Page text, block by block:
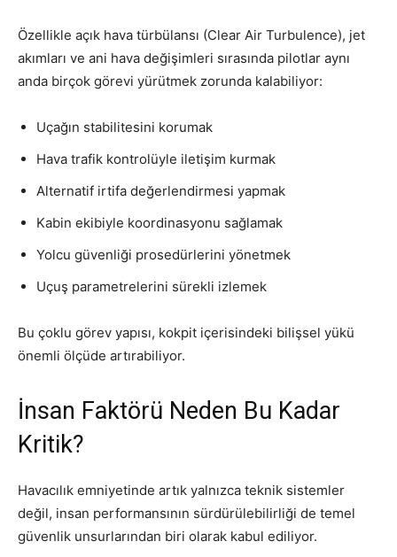
Özellikle açık hava türbülansı (Clear Air Turbulence), jet
akımları ve ani hava değişimleri sırasında pilotlar aynı
anda birçok görevi yürütmek zorunda kalabiliyor:
Uçağın stabilitesini korumak
Hava trafik kontrolüyle iletişim kurmak
Alternatif irtifa değerlendirmesi yapmak
Kabin ekibiyle koordinasyonu sağlamak
Yolcu güvenliği prosedürlerini yönetmek
Uçuş parametrelerini sürekli izlemek
Bu çoklu görev yapısı, kokpit içerisindeki bilişsel yükü
önemli ölçüde artırabiliyor.
İnsan Faktörü Neden Bu Kadar
Kritik?
Havacılık emniyetinde artık yalnızca teknik sistemler
değil, insan performansının sürdürülebilirliği de temel
güvenlik unsurlarından biri olarak kabul ediliyor.